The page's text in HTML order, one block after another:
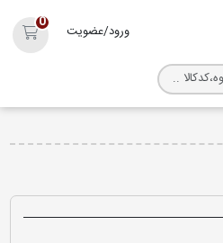
ورود/عضویت
0